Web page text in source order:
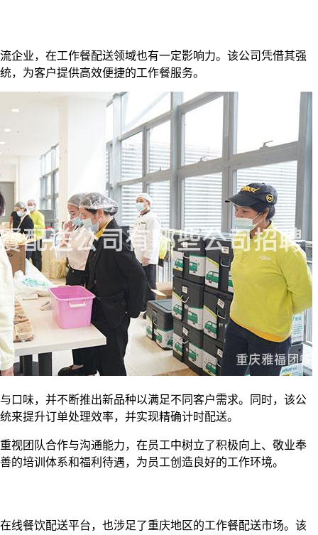
企业，在工作餐配送领域也有一定影响力。该公司凭借其强
，为客户提供高效便捷的工作餐服务。
口味，并不断推出新品种以满足不同客户需求。同时，该公
来提升订单处理效率，并实现精确计时配送。
视团队合作与沟通能力，在员工中树立了积极向上、敬业奉
的培训体系和福利待遇，为员工创造良好的工作环境。
线餐饮配送平台，也涉足了重庆地区的工作餐配送市场。该